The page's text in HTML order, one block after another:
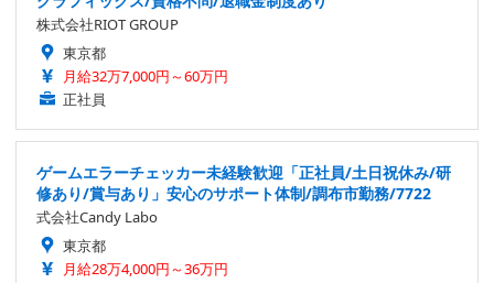
株式会社RIOT GROUP
東京都
月給32万7,000円～60万円
正社員
ゲームエラーチェッカー未経験歓迎「正社員/土日祝休み/研
修あり/賞与あり」安心のサポート体制/調布市勤務/7722
式会社Candy Labo
東京都
月給28万4,000円～36万円